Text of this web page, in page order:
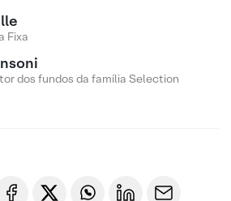
Fixa
dos fundos da família Selection